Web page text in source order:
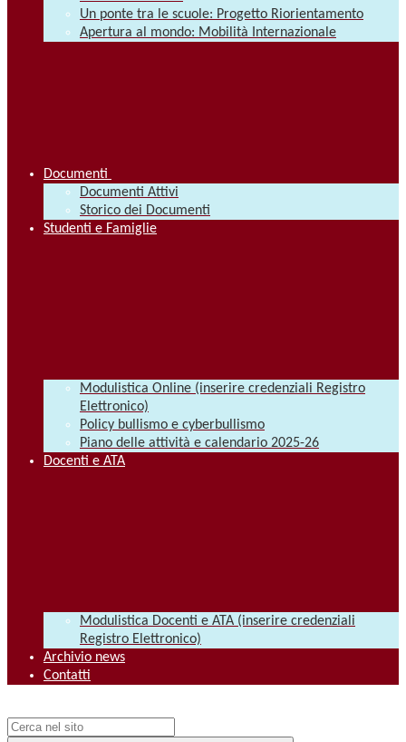
Un ponte tra le scuole: Progetto Riorientamento
Apertura al mondo: Mobilità Internazionale
Documenti
Documenti Attivi
Storico dei Documenti
Studenti e Famiglie
Modulistica Online (inserire credenziali Registro
Elettronico)
Policy bullismo e cyberbullismo
Piano delle attività e calendario 2025-26
Docenti e ATA
Modulistica Docenti e ATA (inserire credenziali
Registro Elettronico)
Archivio news
Contatti